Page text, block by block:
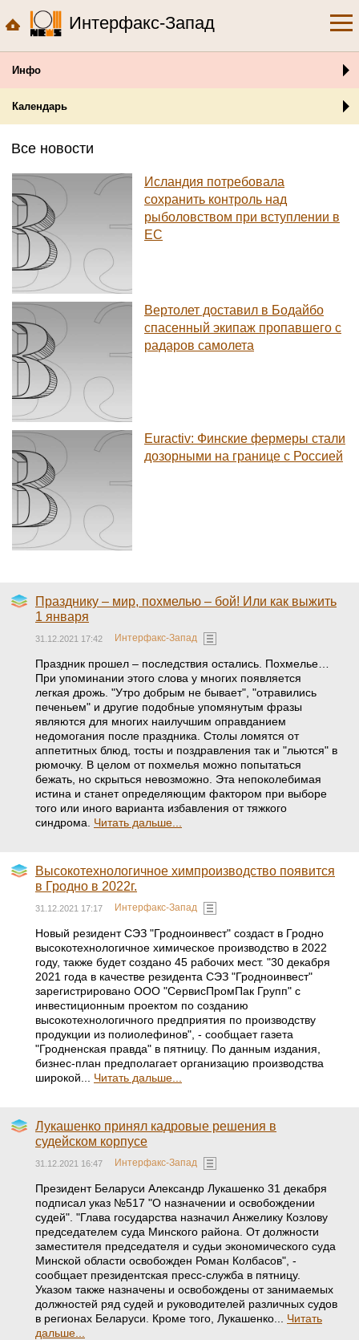
Интерфакс-Запад
Инфо
Календарь
Все новости
Исландия потребовала
сохранить контроль над
рыболовством при вступлении в
ЕС
Вертолет доставил в Бодайбо
спасенный экипаж пропавшего с
радаров самолета
Euractiv: Финские фермеры стали
дозорными на границе с Россией
Празднику – мир, похмелью – бой! Или как выжить
1 января
31.12.2021 17:42 Интерфакс-Запад
Праздник прошел – последствия остались. Похмелье…
При упоминании этого слова у многих появляется
легкая дрожь. "Утро добрым не бывает", "отравились
печеньем" и другие подобные упомянутым фразы
являются для многих наилучшим оправданием
недомогания после праздника. Столы ломятся от
аппетитных блюд, тосты и поздравления так и "льются" в
рюмочку. В целом от похмелья можно попытаться
бежать, но скрыться невозможно. Эта непоколебимая
истина и станет определяющим фактором при выборе
того или иного варианта избавления от тяжкого
синдрома. Читать дальше...
Высокотехнологичное химпроизводство появится
в Гродно в 2022г.
31.12.2021 17:17 Интерфакс-Запад
Новый резидент СЭЗ "Гродноинвест" создаст в Гродно
высокотехнологичное химическое производство в 2022
году, также будет создано 45 рабочих мест. "30 декабря
2021 года в качестве резидента СЭЗ "Гродноинвест"
зарегистрировано ООО "СервисПромПак Групп" с
инвестиционным проектом по созданию
высокотехнологичного предприятия по производству
продукции из полиолефинов", - сообщает газета
"Гродненская правда" в пятницу. По данным издания,
бизнес-план предполагает организацию производства
широкой... Читать дальше...
Лукашенко принял кадровые решения в
судейском корпусе
31.12.2021 16:47 Интерфакс-Запад
Президент Беларуси Александр Лукашенко 31 декабря
подписал указ №517 "О назначении и освобождении
судей". "Глава государства назначил Анжелику Козлову
председателем суда Минского района. От должности
заместителя председателя и судьи экономического суда
Минской области освобожден Роман Колбасов", -
сообщает президентская пресс-служба в пятницу.
Указом также назначены и освобождены от занимаемых
должностей ряд судей и руководителей различных судов
в регионах Беларуси. Кроме того, Лукашенко... Читать
дальше...